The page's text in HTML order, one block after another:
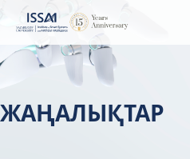
ЖАҢАЛЫҚТАР